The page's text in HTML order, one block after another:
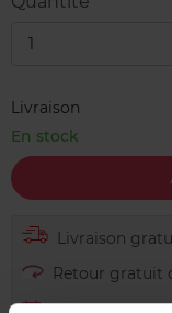
1
Livraison
En stock
Livraison
Retour gratuit